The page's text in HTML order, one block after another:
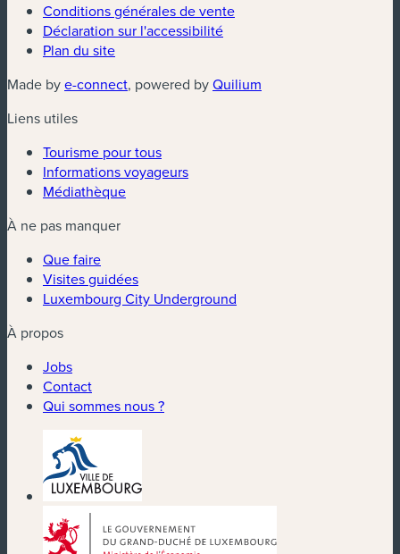
Conditions générales de vente
Déclaration sur l'accessibilité
Plan du site
Made bye-connect(nouvelle fenêtre)
, powered byQuilium
Liens utiles
Tourisme pour tous
Informations voyageurs
Médiathèque
À ne pas manquer
Que faire
Visites guidées
Luxembourg City Underground
À propos
Jobs
Contact
Qui sommes nous ?